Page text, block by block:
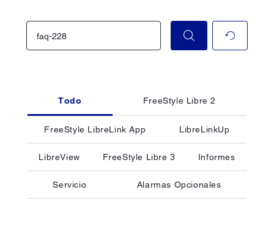
Todo FreeStyle Libre 2
FreeStyle LibreLink App LibreLinkUp
LibreView FreeStyle Libre 3 Informes
Servicio Alarmas Opcionales